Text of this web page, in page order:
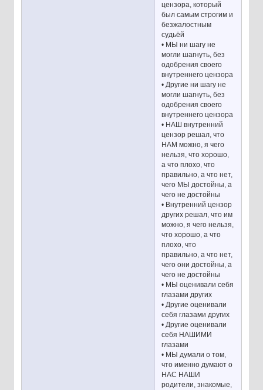
цензора, который
был самым строгим и
безжалостным
судьёй
• МЫ ни шагу не
могли шагнуть, без
одобрения своего
внутреннего цензора
• Другие ни шагу не
могли шагнуть, без
одобрения своего
внутреннего цензора
• НАШ внутренний
цензор решал, что
НАМ можно, я чего
нельзя, что хорошо,
а что плохо, что
правильно, а что нет,
чего МЫ достойны, а
чего не достойны
• Внутренний цензор
других решал, что им
можно, я чего нельзя,
что хорошо, а что
плохо, что
правильно, а что нет,
чего они достойны, а
чего не достойны
• МЫ оценивали себя
глазами других
• Другие оценивали
себя глазами других
• Другие оценивали
себя НАШИМИ
глазами
• МЫ думали о том,
что именно думают о
НАС НАШИ
родители, знакомые,